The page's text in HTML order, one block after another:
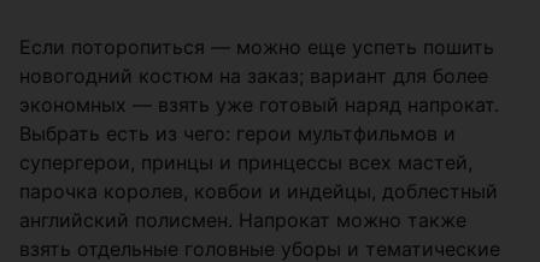
Если поторопиться — можно еще успеть пошить
новогодний костюм на заказ; вариант для более
экономных — взять уже готовый наряд напрокат.
Выбрать есть из чего: герои мультфильмов и
супергерои, принцы и принцессы всех мастей,
парочка королев, ковбои и индейцы, доблестный
английский полисмен. Напрокат можно также
взять отдельные головные уборы и тематические